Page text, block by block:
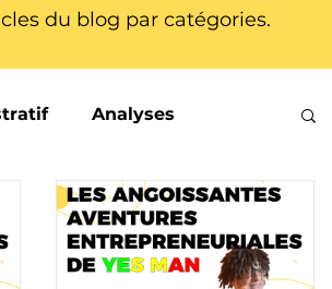
du blog par catégories.
Analyses
Business Model